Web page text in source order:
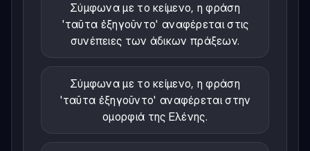
Σύμφωνα με το κείμενο, η φράση
'ταῦτα ἐξηγοῦντο' αναφέρεται στις
συνέπειες των άδικων πράξεων.
Σύμφωνα με το κείμενο, η φράση
'ταῦτα ἐξηγοῦντο' αναφέρεται στην
ομορφιά της Ελένης.